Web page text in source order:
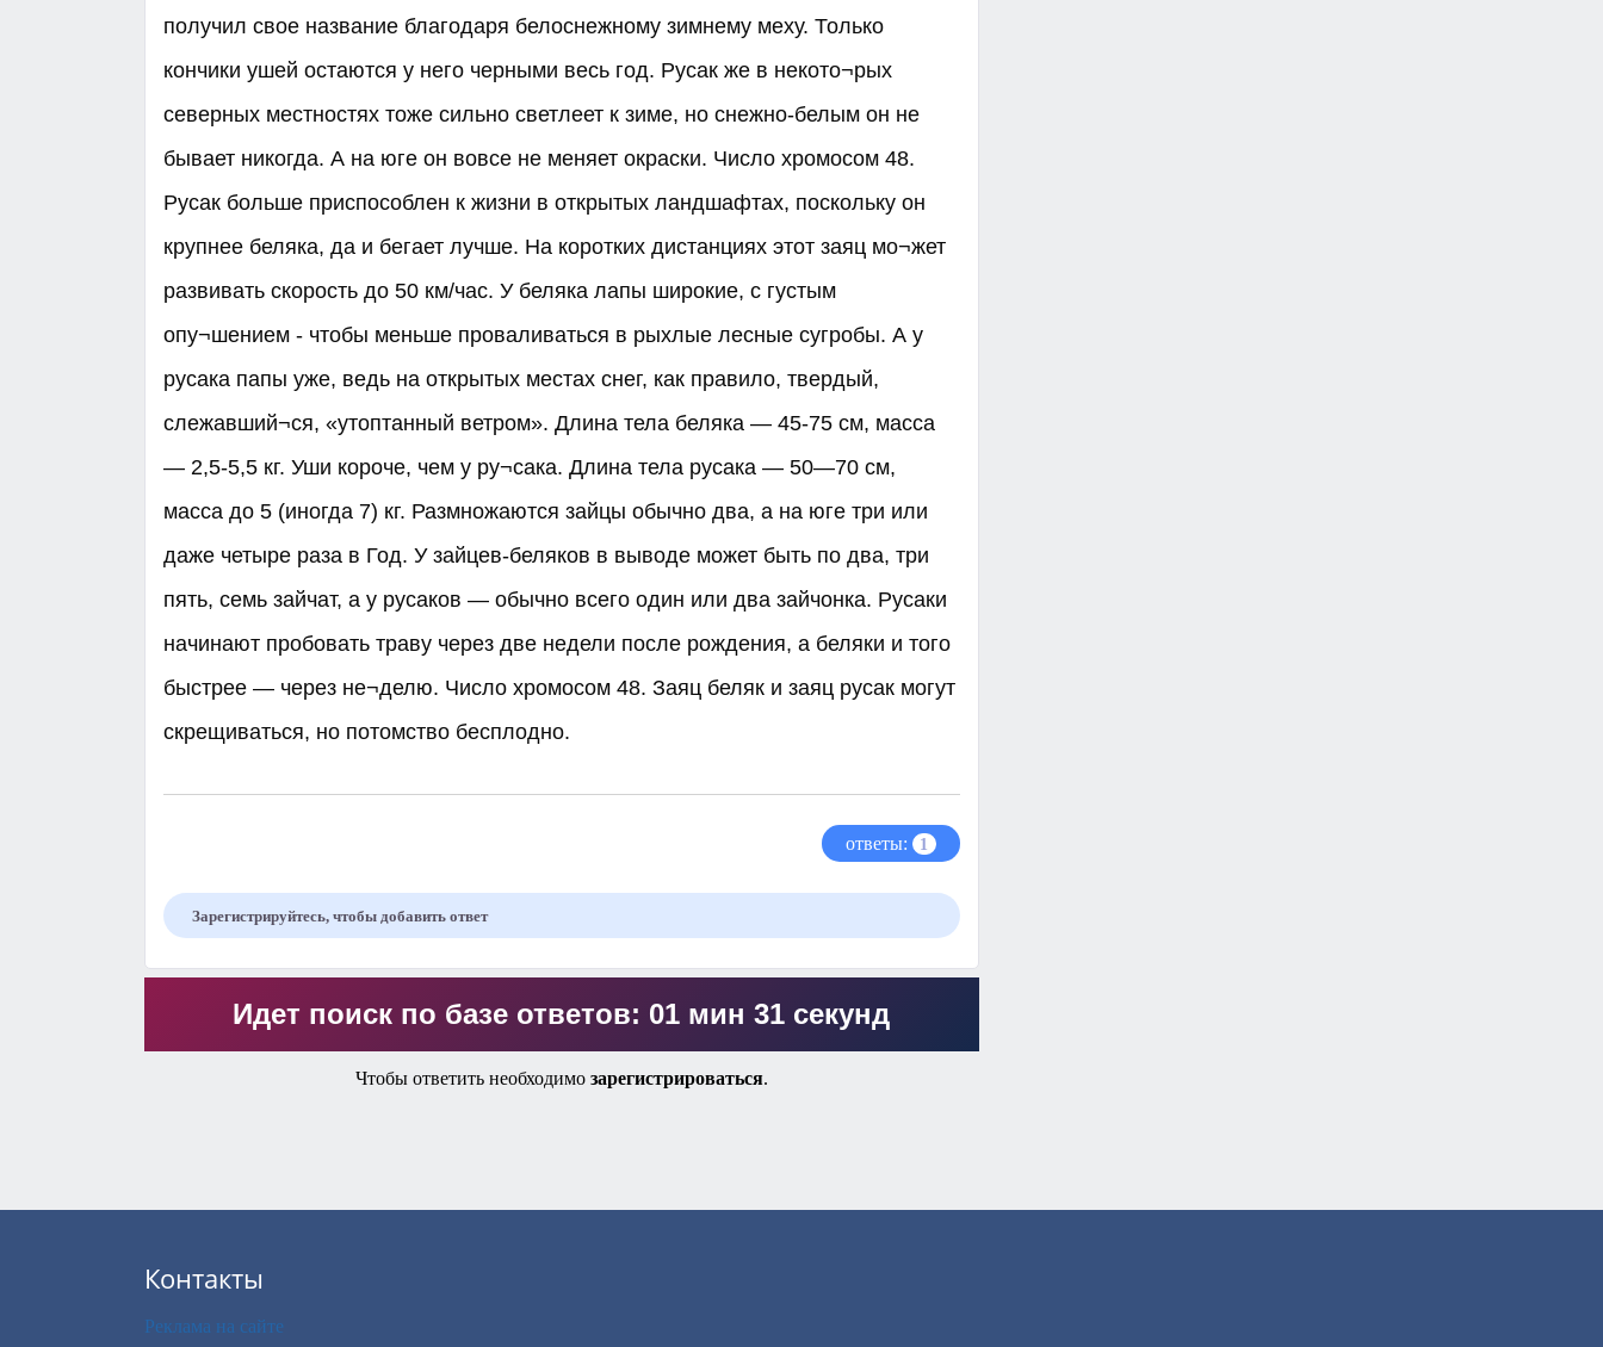
получил свое название благодаря белоснежному зимнему меху. Только
кончики ушей остаются у него черными весь год. Русак же в некото¬рых
северных местностях тоже сильно светлеет к зиме, но снежно-белым он не
бывает никогда. А на юге он вовсе не меняет окраски. Число хромосом 48.
Русак больше приспособлен к жизни в открытых ландшафтах, поскольку он
крупнее беляка, да и бегает лучше. На коротких дистанциях этот заяц мо¬жет
развивать скорость до 50 км/час. У беляка лапы широкие, с густым
опу¬шением - чтобы меньше проваливаться в рыхлые лесные сугробы. А у
русака папы уже, ведь на открытых местах снег, как правило, твердый,
слежавший¬ся, «утоптанный ветром». Длина тела беляка — 45-75 см, масса
— 2,5-5,5 кг. Уши короче, чем у ру¬сака. Длина тела русака — 50—70 см,
масса до 5 (иногда 7) кг. Размножаются зайцы обычно два, а на юге три или
даже четыре раза в Год. У зайцев-беляков в выводе может быть по два, три
пять, семь зайчат, а у русаков — обычно всего один или два зайчонка. Русаки
начинают пробовать траву через две недели после рождения, а беляки и того
быстрее — через не¬делю. Число хромосом 48. Заяц беляк и заяц русак могут
скрещиваться, но потомство бесплодно. ​
ответы: 1
Зарегистрируйтесь, чтобы добавить ответ
Идет поиск по базе ответов: 01 мин 31 секунд
Чтобы ответить необходимо зарегистрироваться.
Контакты
Реклама на сайте